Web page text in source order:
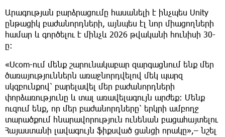
Արագության բարձրացումը հասանելի է ինչպես Unity
ընթացիկ բաժանորդների, այնպես էլ նոր միացողների
համար և գործելու է մինչև 2026 թվականի հունիսի 30-
ը։
«Ucom-ում մենք շարունակաբար զարգացնում ենք մեր
ծառայություններն առաջնորդվելով մեկ պարզ
սկզբունքով՝ բարելավել մեր բաժանորդների
փորձառությունը և տալ առավելագույն արժեք։ Մենք
ուզում ենք, որ մեր բաժանորդները՝ երկրի ամբողջ
տարածքում հնարավորություն ունենան բացահայտելու
Հայաստանի լավագույն ֆիքսված ցանցի որակը»,– նշել